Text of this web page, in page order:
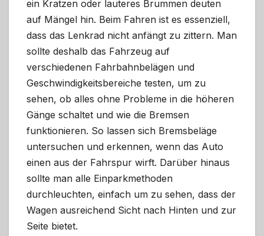
ein Kratzen oder lauteres Brummen deuten
auf Mängel hin. Beim Fahren ist es essenziell,
dass das Lenkrad nicht anfängt zu zittern. Man
sollte deshalb das Fahrzeug auf
verschiedenen Fahrbahnbelägen und
Geschwindigkeitsbereiche testen, um zu
sehen, ob alles ohne Probleme in die höheren
Gänge schaltet und wie die Bremsen
funktionieren. So lassen sich Bremsbeläge
untersuchen und erkennen, wenn das Auto
einen aus der Fahrspur wirft. Darüber hinaus
sollte man alle Einparkmethoden
durchleuchten, einfach um zu sehen, dass der
Wagen ausreichend Sicht nach Hinten und zur
Seite bietet.